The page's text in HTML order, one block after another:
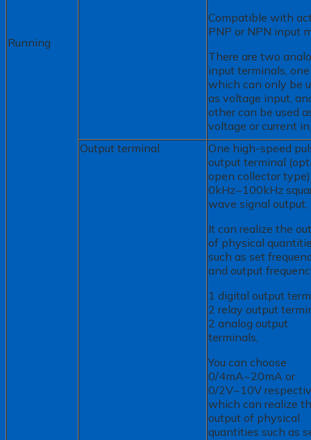
Running
Compatible with
PNP or NPN input
There are two
input terminals,
which can only be
as voltage input,
other can be used
voltage or current
Output terminal
One high-speed
output terminal
open collector
0kHz~100kHz
wave signal output,
It can realize the
of physical
such as set
and output
1 digital output
2 relay output
2 analog output
terminals,
You can choose
0/4mA~20mA or
0/2V~10V
which can realize
output of physical
quantities such as